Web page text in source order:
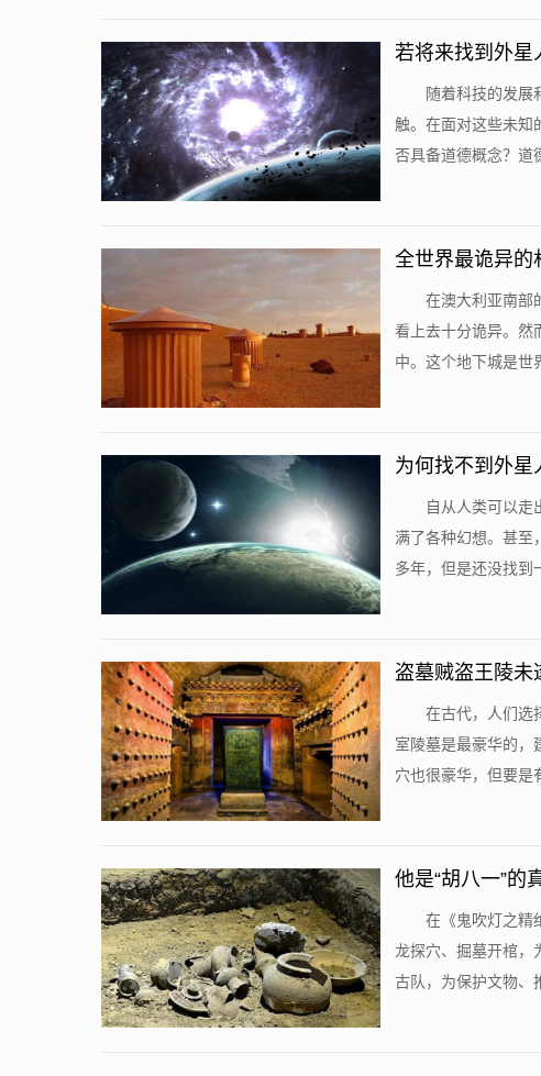
若将来找到外星
随着科技的发展
触。在面对这些未知
否具备道德概念？道
全世界最诡异的
在澳大利亚南部
看上去十分诡异。然
中。这个地下城是世
为何找不到外星
自从人类可以走
满了各种幻想。甚至
多年，但是还没找到
盗墓贼盗王陵未
在古代，人们选
室陵墓是最豪华的，
穴也很豪华，但要是
他是“胡八一”的
在《鬼吹灯之精
龙探穴、掘墓开棺，
古队，为保护文物、